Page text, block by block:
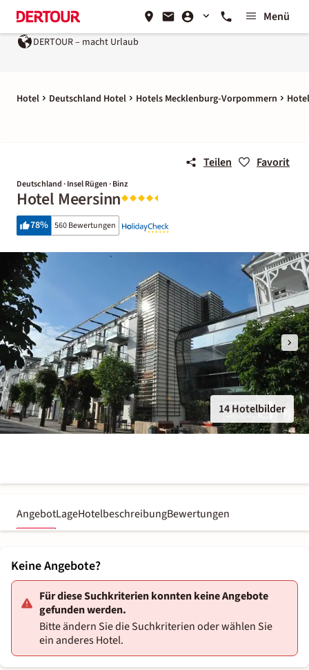
Menü
DERTOUR – macht Urlaub
Hotel Deutschland Hotel Hotels Mecklenburg-Vorpommern
Teilen Favorit
Deutschland · Insel Rügen · Binz
Hotel Meersinn
78% 560 Bewertungen
14 Hotelbilder
AngebotLageHotelbeschreibungBewertungen
Keine Angebote?
Für diese Suchkriterien konnten keine Angebote
gefunden werden.
Bitte ändern Sie die Suchkriterien oder wählen Sie
ein anderes Hotel.